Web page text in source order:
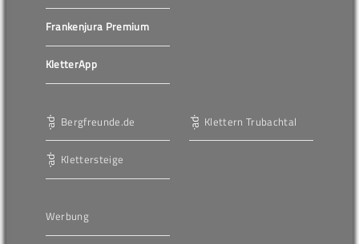
Frankenjura Premium
KletterApp
Bergfreunde.de
Klettersteige
Klettern Trubachtal
Werbung